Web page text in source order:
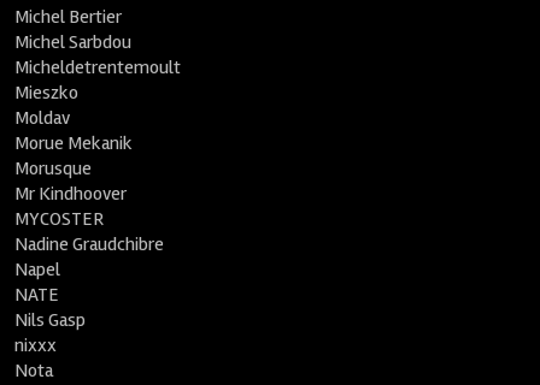
Michel Bertier
Michel Sarbdou
Micheldetrentemoult
Mieszko
Moldav
Morue Mekanik
Morusque
Mr Kindhoover
MYCOSTER
Nadine Graudchibre
Napel
NATE
Nils Gasp
nixxx
Nota